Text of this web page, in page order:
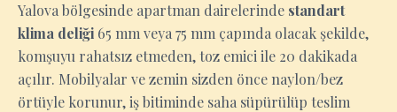
Yalova bölgesinde apartman dairelerinde standart
klima deliği 65 mm veya 75 mm çapında olacak şekilde,
komşuyu rahatsız etmeden, toz emici ile 20 dakikada
açılır. Mobilyalar ve zemin sizden önce naylon/bez
örtüyle korunur, iş bitiminde saha süpürülüp teslim